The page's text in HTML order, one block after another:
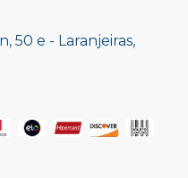
50 e - Laranjeiras,